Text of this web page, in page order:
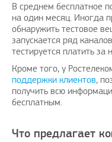
В среднем бесплатное
на один месяц. Иногда
обнаружить тестовое
запускается ряд
тестируется платить за
Кроме того, у
поддержки клиентов,
получить всю
бесплатным.
Что предлагает